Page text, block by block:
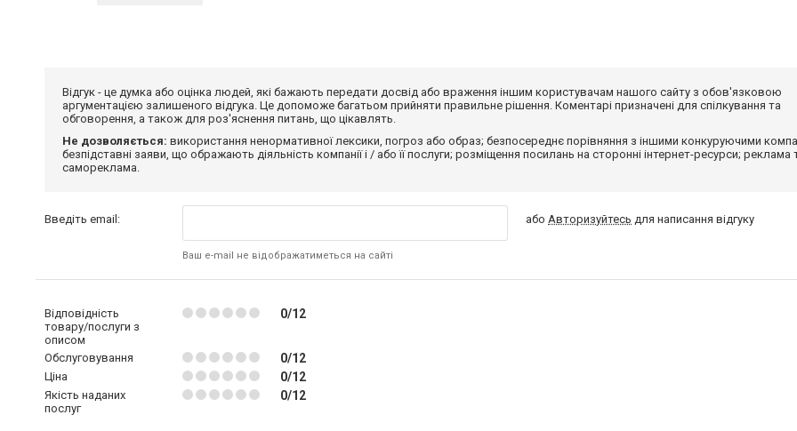
Відгук - це думка або оцінка людей, які бажають передати досвід або враження іншим користувачам нашого сайту з обов'язковою
аргументацією залишеного відгука. Це допоможе багатьом прийняти правильне рішення. Коментарі призначені для спілкування та
обговорення, а також для роз'яснення питань, що цікавлять.
Не дозволяється: використання ненормативної лексики, погроз або образ; безпосереднє порівняння з іншими конкуруючими
безпідставні заяви, що ображають діяльність компанії і / або її послуги; розміщення посилань на сторонні інтернет-ресурси; реклама
самореклама.
Введіть email:
Ваш e-mail не відображатиметься на сайті
абоАвторизуйтесь для написання відгуку
Відповідність
товару/послуги з
описом
0/12
Обслуговування 0/12
Ціна 0/12
Якість наданих
послуг
0/12